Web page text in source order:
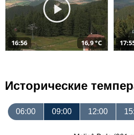
16:56 16,9 °C
Исторические
06:00 09:00 12:00